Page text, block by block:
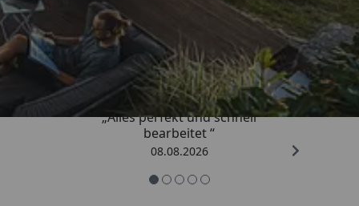
Trusted Shops
4,81/ 5
„Alles perfekt und schnell
bearbeitet “
08.08.2026